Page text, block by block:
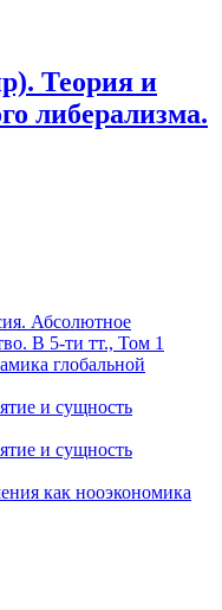
Теория и
либерализма.
Абсолютное
В 5-ти тт., Том 1
глобальной
и сущность
и сущность
как нооэкономика